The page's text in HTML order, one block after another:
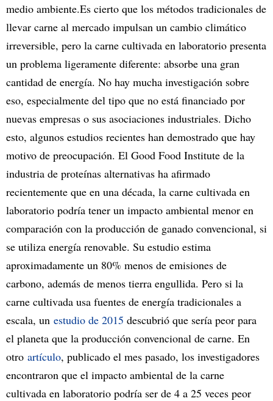
medio ambiente.Es cierto que los métodos tradicionales de
llevar carne al mercado impulsan un cambio climático
irreversible, pero la carne cultivada en laboratorio presenta
un problema ligeramente diferente: absorbe una gran
cantidad de energía. No hay mucha investigación sobre
eso, especialmente del tipo que no está financiado por
nuevas empresas o sus asociaciones industriales. Dicho
esto, algunos estudios recientes han demostrado que hay
motivo de preocupación. El Good Food Institute de la
industria de proteínas alternativas ha afirmado
recientemente que en una década, la carne cultivada en
laboratorio podría tener un impacto ambiental menor en
comparación con la producción de ganado convencional, si
se utiliza energía renovable. Su estudio estima
aproximadamente un 80% menos de emisiones de
carbono, además de menos tierra engullida. Pero si la
carne cultivada usa fuentes de energía tradicionales a
escala, un estudio de 2015 descubrió que sería peor para
el planeta que la producción convencional de carne. En
otro artículo, publicado el mes pasado, los investigadores
encontraron que el impacto ambiental de la carne
cultivada en laboratorio podría ser de 4 a 25 veces peor